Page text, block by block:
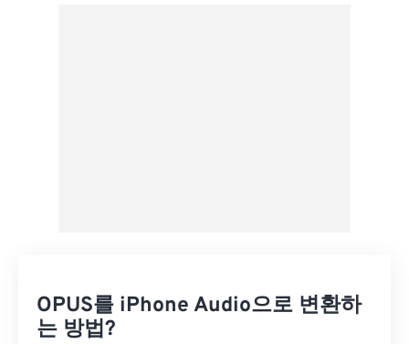
OPUS를 iPhone Audio으로 변환하
는 방법?